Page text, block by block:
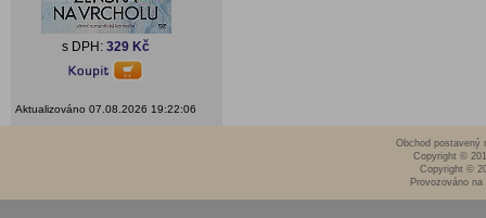
s DPH: 329 Kč
Aktualizováno 07.08.2026 19:22:06
Obchod postavený
Copyright ©
Copyright ©
Provozováno